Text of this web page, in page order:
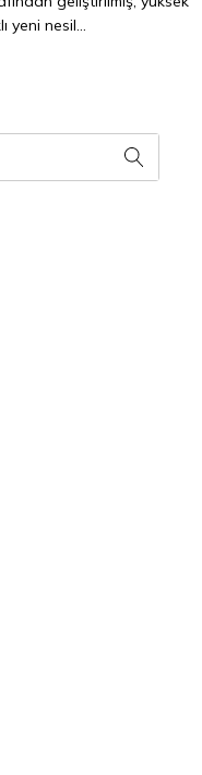
yeni nesil...